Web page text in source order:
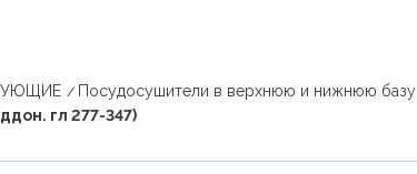
Посудосушители в верхнюю и нижнюю базу
гл 277-347)